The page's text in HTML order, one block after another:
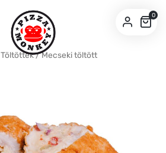
0
Töltöttek/ Mecseki töltött